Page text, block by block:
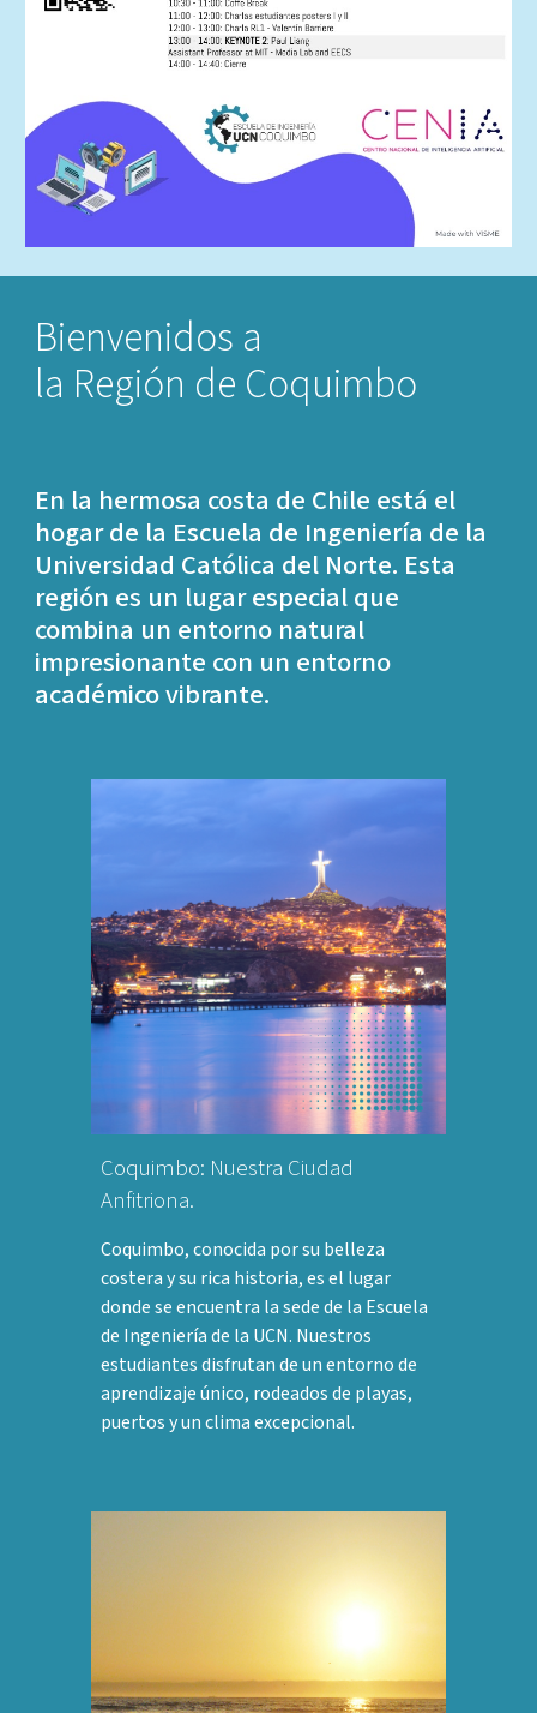
Bienvenidos a
la Región de Coquimbo
En la hermosa costa de Chile está el
hogar de la Escuela de Ingeniería de la
Universidad Católica del Norte. Esta
región es un lugar especial que
combina un entorno natural
impresionante con un entorno
académico vibrante.
Coquimbo: Nuestra Ciudad
Anfitriona.
Coquimbo, conocida por su belleza
costera y su rica historia, es el lugar
donde se encuentra la sede de la Escuela
de Ingeniería de la UCN. Nuestros
estudiantes disfrutan de un entorno de
aprendizaje único, rodeados de playas,
puertos y un clima excepcional.